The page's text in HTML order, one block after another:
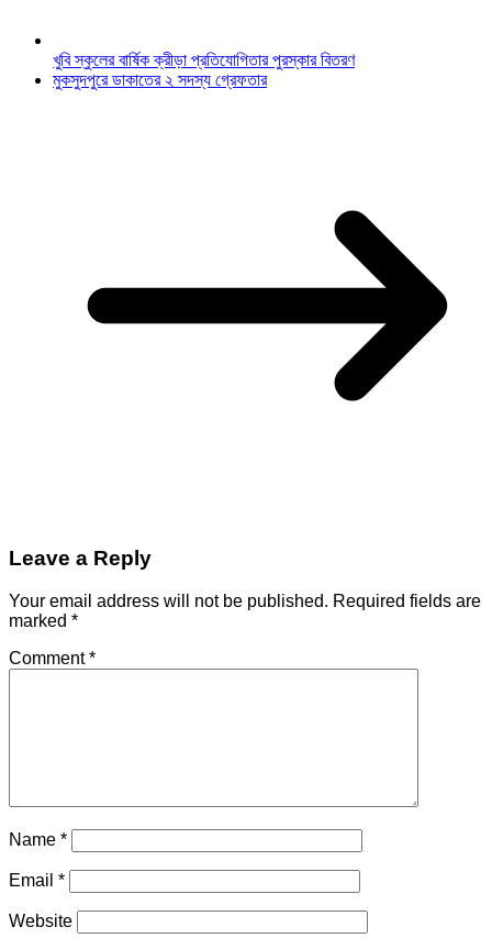
খুবি স্কুলের বার্ষিক ক্রীড়া প্রতিযোগিতার পুরস্কার বিতরণ
মুকসুদপুরে ডাকাতের ২ সদস্য গ্রেফতার
Leave a Reply
Your email address will not be published. Required fields are
marked *
Comment*
Name *
Email *
Website